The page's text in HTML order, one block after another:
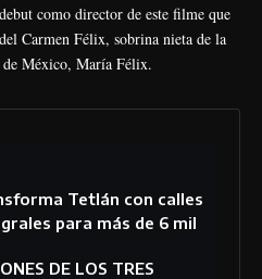
como director de este filme que
Carmen Félix, sobrina nieta de la
de México, María Félix.
Tetlán con calles
para más de 6 mil
DE LOS TRES